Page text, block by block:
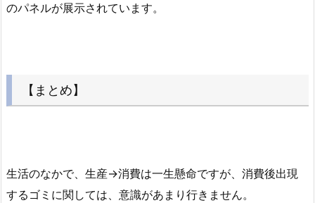
のパネルが展示されています。
【まとめ】
生活のなかで、生産→消費は一生懸命ですが、消費後出現
するゴミに関しては、意識があまり行きません。